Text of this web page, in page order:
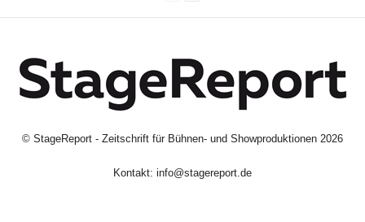
© StageReport - Zeitschrift für Bühnen- und Showproduktionen 2026
Kontakt: info@stagereport.de